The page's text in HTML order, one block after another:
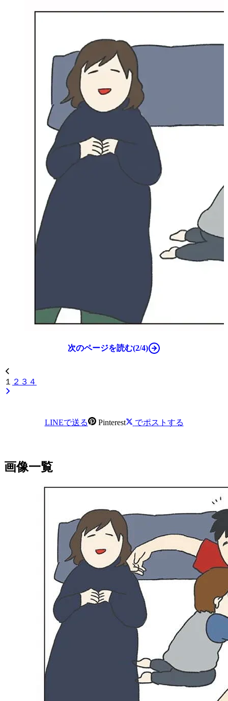
次のページを読む(2/4)
１ ２ ３ ４
LINEで送る Pinterest でポストする
画像一覧